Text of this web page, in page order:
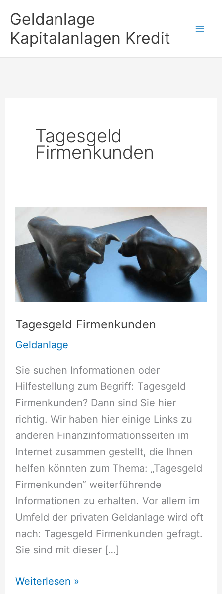
Inhalt
springen
Geldanlage
Kapitalanlagen Kredit
Tagesgeld
Firmenkunden
Tagesgeld Firmenkunden
Geldanlage
Sie suchen Informationen oder
Hilfestellung zum Begriff: Tagesgeld
Firmenkunden? Dann sind Sie hier
richtig. Wir haben hier einige Links zu
anderen Finanzinformationsseiten im
Internet zusammen gestellt, die Ihnen
helfen könnten zum Thema: „Tagesgeld
Firmenkunden“ weiterführende
Informationen zu erhalten. Vor allem im
Umfeld der privaten Geldanlage wird oft
nach: Tagesgeld Firmenkunden gefragt.
Sie sind mit dieser […]
Tagesgeld
Weiterlesen »